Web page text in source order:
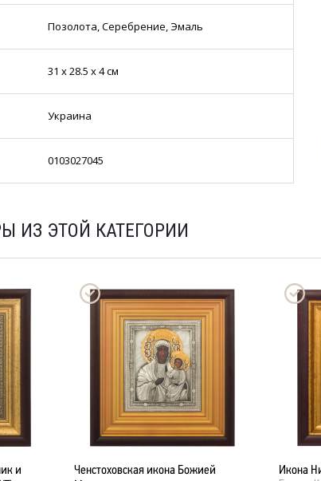
Позолота, Серебрение, Эмаль
31 х 28.5 х 4 см
Украина
0103027045
ИЗ ЭТОЙ КАТЕГОРИИ
и
Ченстоховская икона Божией
Икона